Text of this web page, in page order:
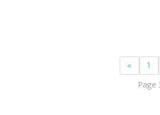
« 1
Page